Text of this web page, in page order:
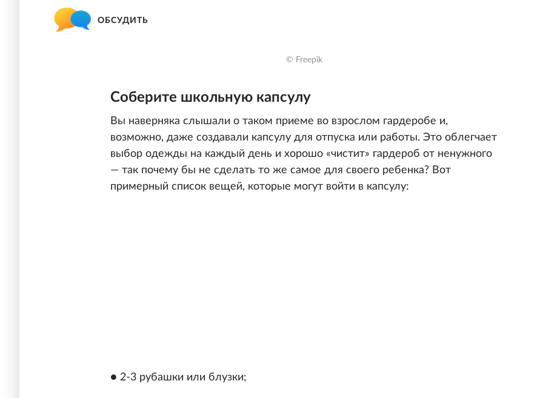
ОБСУДИТЬ
© Freepik
Соберите школьную капсулу
Вы наверняка слышали о таком приеме во взрослом гардеробе и,
возможно, даже создавали капсулу для отпуска или работы. Это облегчает
выбор одежды на каждый день и хорошо «чистит» гардероб от ненужного
— так почему бы не сделать то же самое для своего ребенка? Вот
примерный список вещей, которые могут войти в капсулу:
● 2-3 рубашки или блузки;